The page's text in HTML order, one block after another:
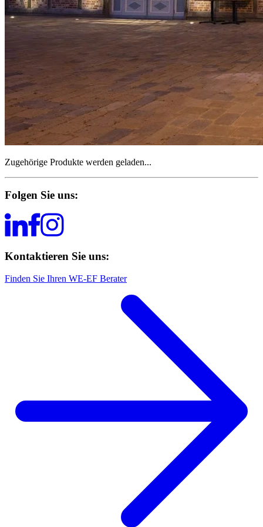
Zugehörige Produkte werden geladen...
Folgen Sie uns:
Kontaktieren Sie uns:
Finden Sie Ihren WE-EF Berater